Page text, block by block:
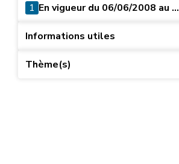
1 En vigueur du 06/06/2008 au ...
Informations utiles
Thème(s)